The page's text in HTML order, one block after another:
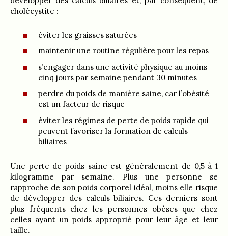
cholécystite :
éviter les graisses saturées
maintenir une routine régulière pour les repas
s’engager dans une activité physique au moins
cinq jours par semaine pendant 30 minutes
perdre du poids de manière saine, car l’obésité
est un facteur de risque
éviter les régimes de perte de poids rapide qui
peuvent favoriser la formation de calculs
biliaires
Une perte de poids saine est généralement de 0,5 à 1
kilogramme par semaine. Plus une personne se
rapproche de son poids corporel idéal, moins elle risque
de développer des calculs biliaires. Ces derniers sont
plus fréquents chez les personnes obèses que chez
celles ayant un poids approprié pour leur âge et leur
taille.